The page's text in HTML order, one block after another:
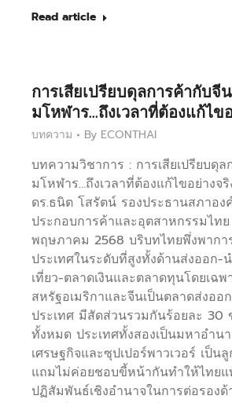
Read article
การเสียเปรียบดุลการค้ากับจี
มโหฬาร…ถึงเวลาที่ต้องแก้ไข
บทความ By ECONTHAI
บทความวิชาการ : การเสียเปรียบดุ
มโหฬาร…ถึงเวลาที่ต้องแก้ไขอย่างจ
ดร.ธนิต โสรัตน์ รองประธานสภาอง
ประกอบการค้าและอุตสาหกรรมไท
พฤษภาคม 2568 บริบทไทยพึ่งพากา
ประเทศในระดับที่สูงทั้งด้านส่งออก-
เที่ยว-ตลาดเงินและตลาดทุนโดยเฉพ
สหรัฐอเมริกาและจีนเป็นตลาดส่งอ
ประเทศ มีสัดส่วนรวมกันร้อยละ 30
ทั้งหมด ประเทศทั้งสองเป็นมหาอำน
เศรษฐกิจและซุปเปอร์พาวเวอร์ เป็น
แถมไม่ค่อยชอบขี้หน้ากันทำให้ไทย
ปฏิสัมพันธ์เชิงอำนาจในการต่อรอง